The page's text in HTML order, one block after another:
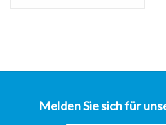
Melden Sie sich für